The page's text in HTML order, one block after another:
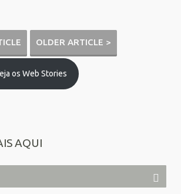
OLDER ARTICLE >
os Web Stories
AQUI